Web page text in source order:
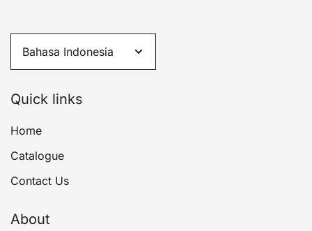
Quick links
Home
Catalogue
Contact Us
About